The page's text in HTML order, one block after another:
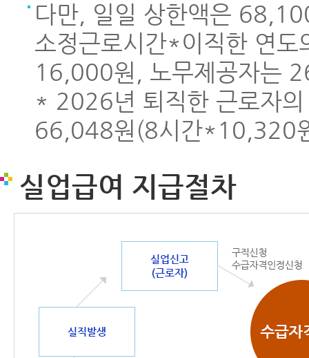
다만, 일일 상한액은
소정근로시간*이직한 연
16,000원, 노무제공자는
* 2026년 퇴직한 근로자
66,048원(8시간*10,320
실업급여 지급절차